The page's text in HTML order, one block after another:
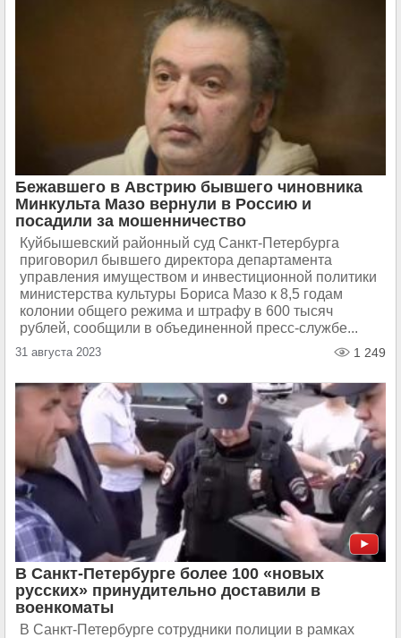
Бежавшего в Австрию бывшего чиновника
Минкульта Мазо вернули в Россию и
посадили за мошенничество
Куйбышевский районный суд Санкт-Петербурга
приговорил бывшего директора департамента
управления имуществом и инвестиционной политики
министерства культуры Бориса Мазо к 8,5 годам
колонии общего режима и штрафу в 600 тысяч
рублей, сообщили в объединенной пресс-службе...
31 августа 2023 1 249
В Санкт-Петербурге более 100 «новых
русских» принудительно доставили в
военкоматы
В Санкт-Петербурге сотрудники полиции в рамках